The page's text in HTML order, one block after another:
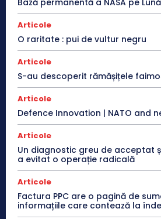
Bază permanentă a NASA pe Lună
Articole
O raritate : pui de vultur negru
Articole
S-au descoperit rămășițele
Articole
Defence Innovation | NATO and
Articole
Un diagnostic greu de acceptat
a evitat o operație radicală
Articole
Factura PPC are o pagină de
informațiile care contează la